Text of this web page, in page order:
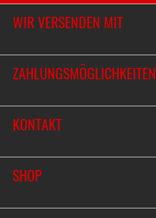
WIR VERSENDEN MIT
ZAHLUNGSMÖGLICHKEITEN
KONTAKT
SHOP